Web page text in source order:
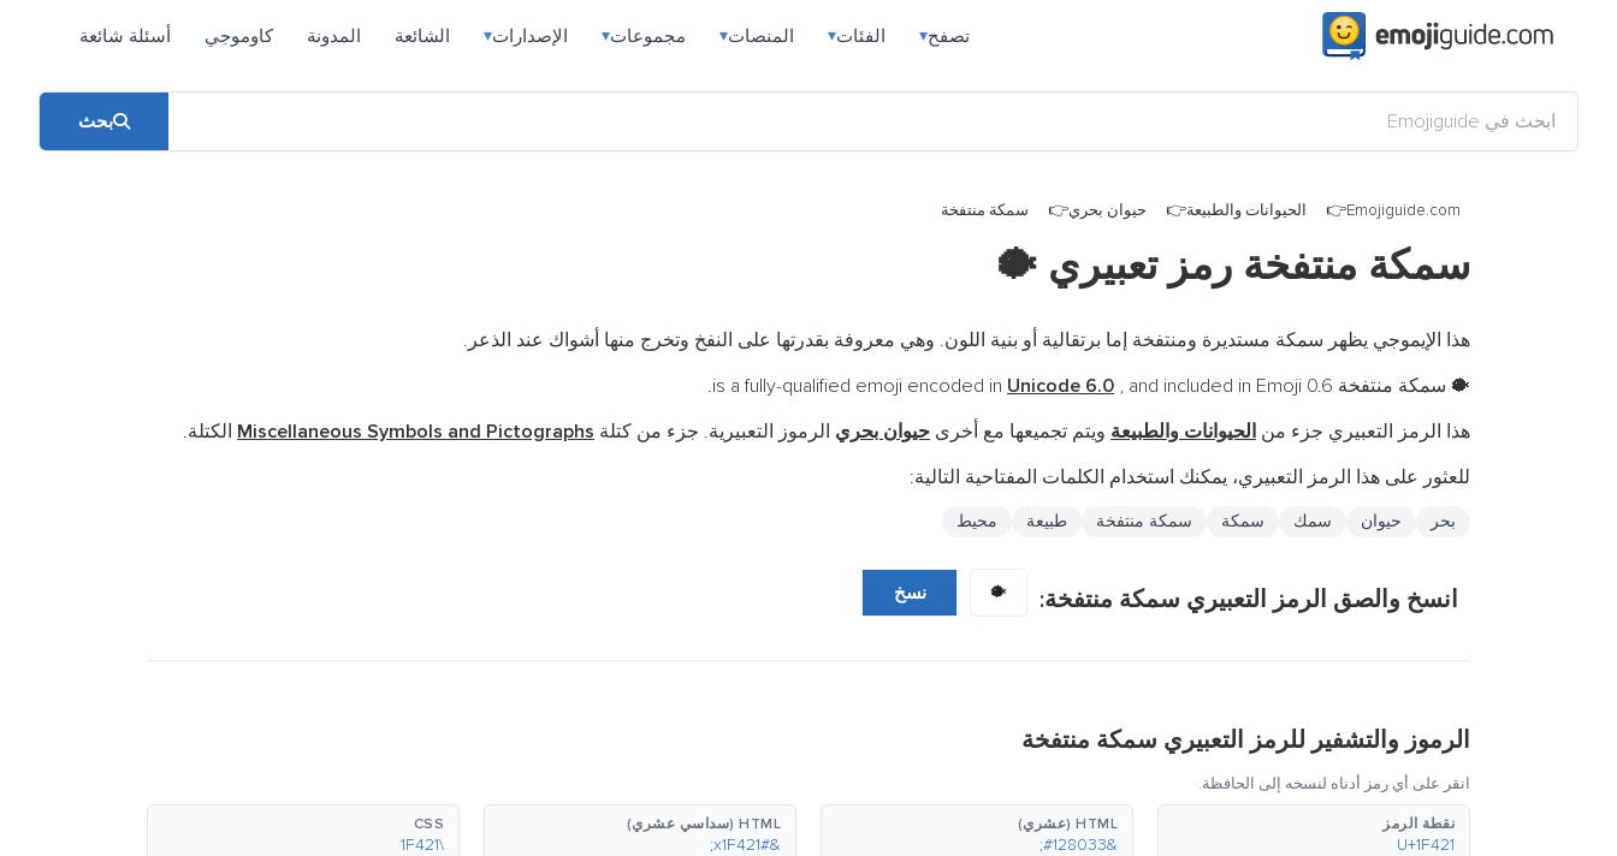
تصفح▾ الفئات▾ المنصات▾ مجموعات▾ الإصدارات▾ الشائعة المدونة كاوموجي أسئلة شائعة
بحث
Emojiguide.com الحيوانات والطبيعة حيوان بحري سمكة منتفخة
سمكة منتفخة رمز تعبيري 🐡
هذا الإيموجي يظهر سمكة مستديرة ومنتفخة إما برتقالية أو بنية اللون. وهي معروفة بقدرتها على النفخ وتخرج منها أشواك عند الذعر.
🐡 سمكة منتفخة is a fully-qualified emoji encoded in Unicode 6.0 , and included in Emoji 0.6.
هذا الرمز التعبيري جزء من الحيوانات والطبيعة ويتم تجميعها مع أخرى حيوان بحري الرموز التعبيرية. جزء من كتلة Miscellaneous Symbols and Pictographs الكتلة.
للعثور على هذا الرمز التعبيري، يمكنك استخدام الكلمات المفتاحية التالية:
بحر حيوان سمك سمكة سمكة منتفخة طبيعة محيط
انسخ والصق الرمز التعبيري سمكة منتفخة: 🐡 نسخ
الرموز والتشفير للرمز التعبيري سمكة منتفخة
انقر على أي رمز أدناه لنسخه إلى الحافظة.
نقطة الرمز
U+1F421
HTML (عشري)
&#128033;
HTML (سداسي عشري)
&#x1F421;
CSS
\1F421